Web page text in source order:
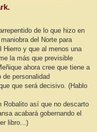
de lo que hizo en
del Norte para
Hierro y que al menos una
la más que previsible
ahora cree que tiene a
de personalidad
que será decisivo. (Hablo
Robalito así que no descarto
acabará gobernando el
libro...)